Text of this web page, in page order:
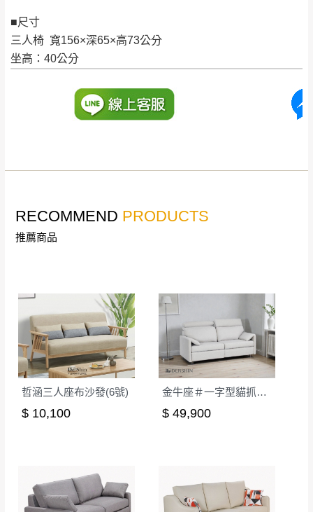
■尺寸
三人椅 寬156×深65×高73公分
坐高：40公分
加收說明
本司貨車運送如因路況不佳、天候惡劣、過於偏遠之
山區內等，或收貨地點搬運過於困難等因素，導致無
需以吊車或其他的吊掛方式吊運，費用將由買方自行
支付。
因大型傢俱有組裝、配送的問題，並非一般快速到貨
商品，無法指定特定時間送達，司機當天到貨前皆會
再與您通知，讓您不用整天在家等貨，以免浪費你的
寶貴時間。
如遇自然災害、政府宣布之災害警報等不可抗力情
百貨公司配送暫無法配合開店前、閉店後時段，並送
至百貨公司卸貨區為限，恕無法送至指定樓面。
遇百貨周年慶期間，恕暫停百貨公司相關運送 》
電腦螢幕的設定色差或解析度等因素， 與實
際商品的顏色、質感稍有不同，如因此而需
訂購前詳加確認。(包含商品尺寸是否合適)。
訂購前請確認商品尺寸，大型物件因為人工
須保持商品全新狀態與完整包裝。鑑賞期間
收送貨，敬請見諒！
本公司部份商品無維修服務，超過7日鑑賞
期，商品使用年限，因客人使用習慣、居家
環境不同。若屬人為因素導致商品損壞、零
件短缺，則維修、搬運費用，需由消費者自
行吸收(另事先與消費者報價，消費者同意將
會進行維修)。
如欲放置營業場所及公開場合之商品則無享
有商品一年保固之服務。
RECOMMEND PRODUCTS
推薦商品
哲涵三人座布沙發(6號)
$ 10,100
金牛座＃一字型貓抓布電動沙發
$ 49,900